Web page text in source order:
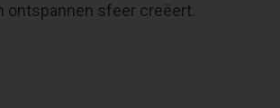
ontspannen sfeer creëert.